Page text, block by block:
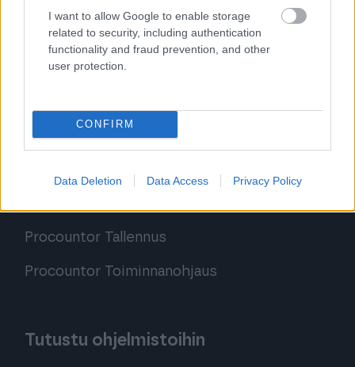
I want to allow Google to enable storage
related to security, including authentication
functionality and fraud prevention, and other
user protection.
CONFIRM
Data Deletion Data Access Privacy Policy
Ratkaisut
Procountor Solo
Procountor Tallennus
Procountor Toiminnanohjaus
Tutustu ohjelmistoihin